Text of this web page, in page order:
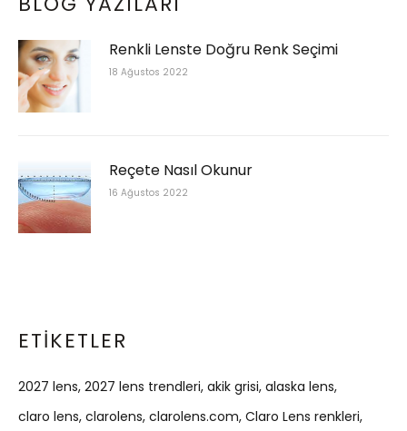
Renkli Lenste Doğru Renk Seçimi
18 Ağustos 2022
Reçete Nasıl Okunur
16 Ağustos 2022
ETIKETLER
2027 lens 2027 lens trendleri akik grisi alaska lens
claro lens clarolens clarolens.com Claro Lens renkleri